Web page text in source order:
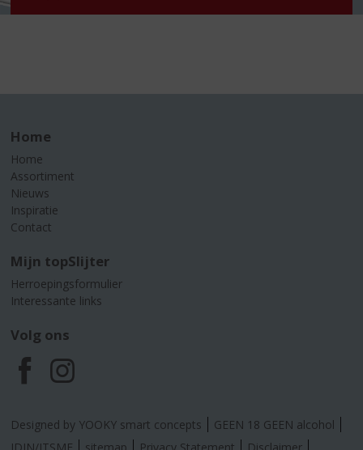
Home
Home
Assortiment
Nieuws
Inspiratie
Contact
Mijn topSlijter
Herroepingsformulier
Interessante links
Volg ons
F
a
I
n
Designed by YOOKY smart concepts
GEEN 18 GEEN alcohol